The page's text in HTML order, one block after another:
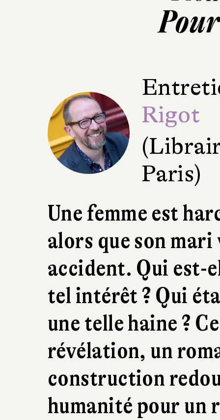
Rigot
Paris)
Une femme est
alors que son
accident. Qui est-
tel intérêt ? Qui
une telle haine ?
révélation, un
construction
humanité pour un